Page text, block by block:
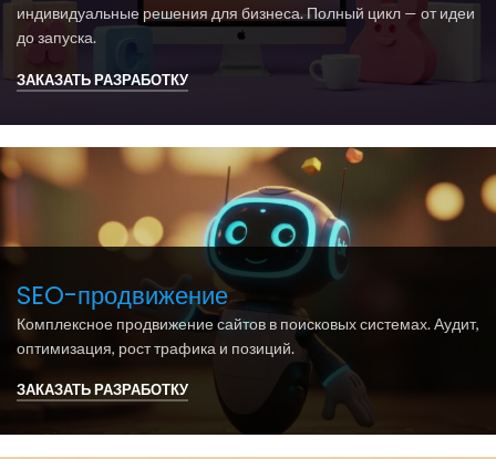
индивидуальные решения для бизнеса. Полный цикл — от идеи
до запуска.
ЗАКАЗАТЬ РАЗРАБОТКУ
SEO-продвижение
Комплексное продвижение сайтов в поисковых системах. Аудит,
оптимизация, рост трафика и позиций.
ЗАКАЗАТЬ РАЗРАБОТКУ